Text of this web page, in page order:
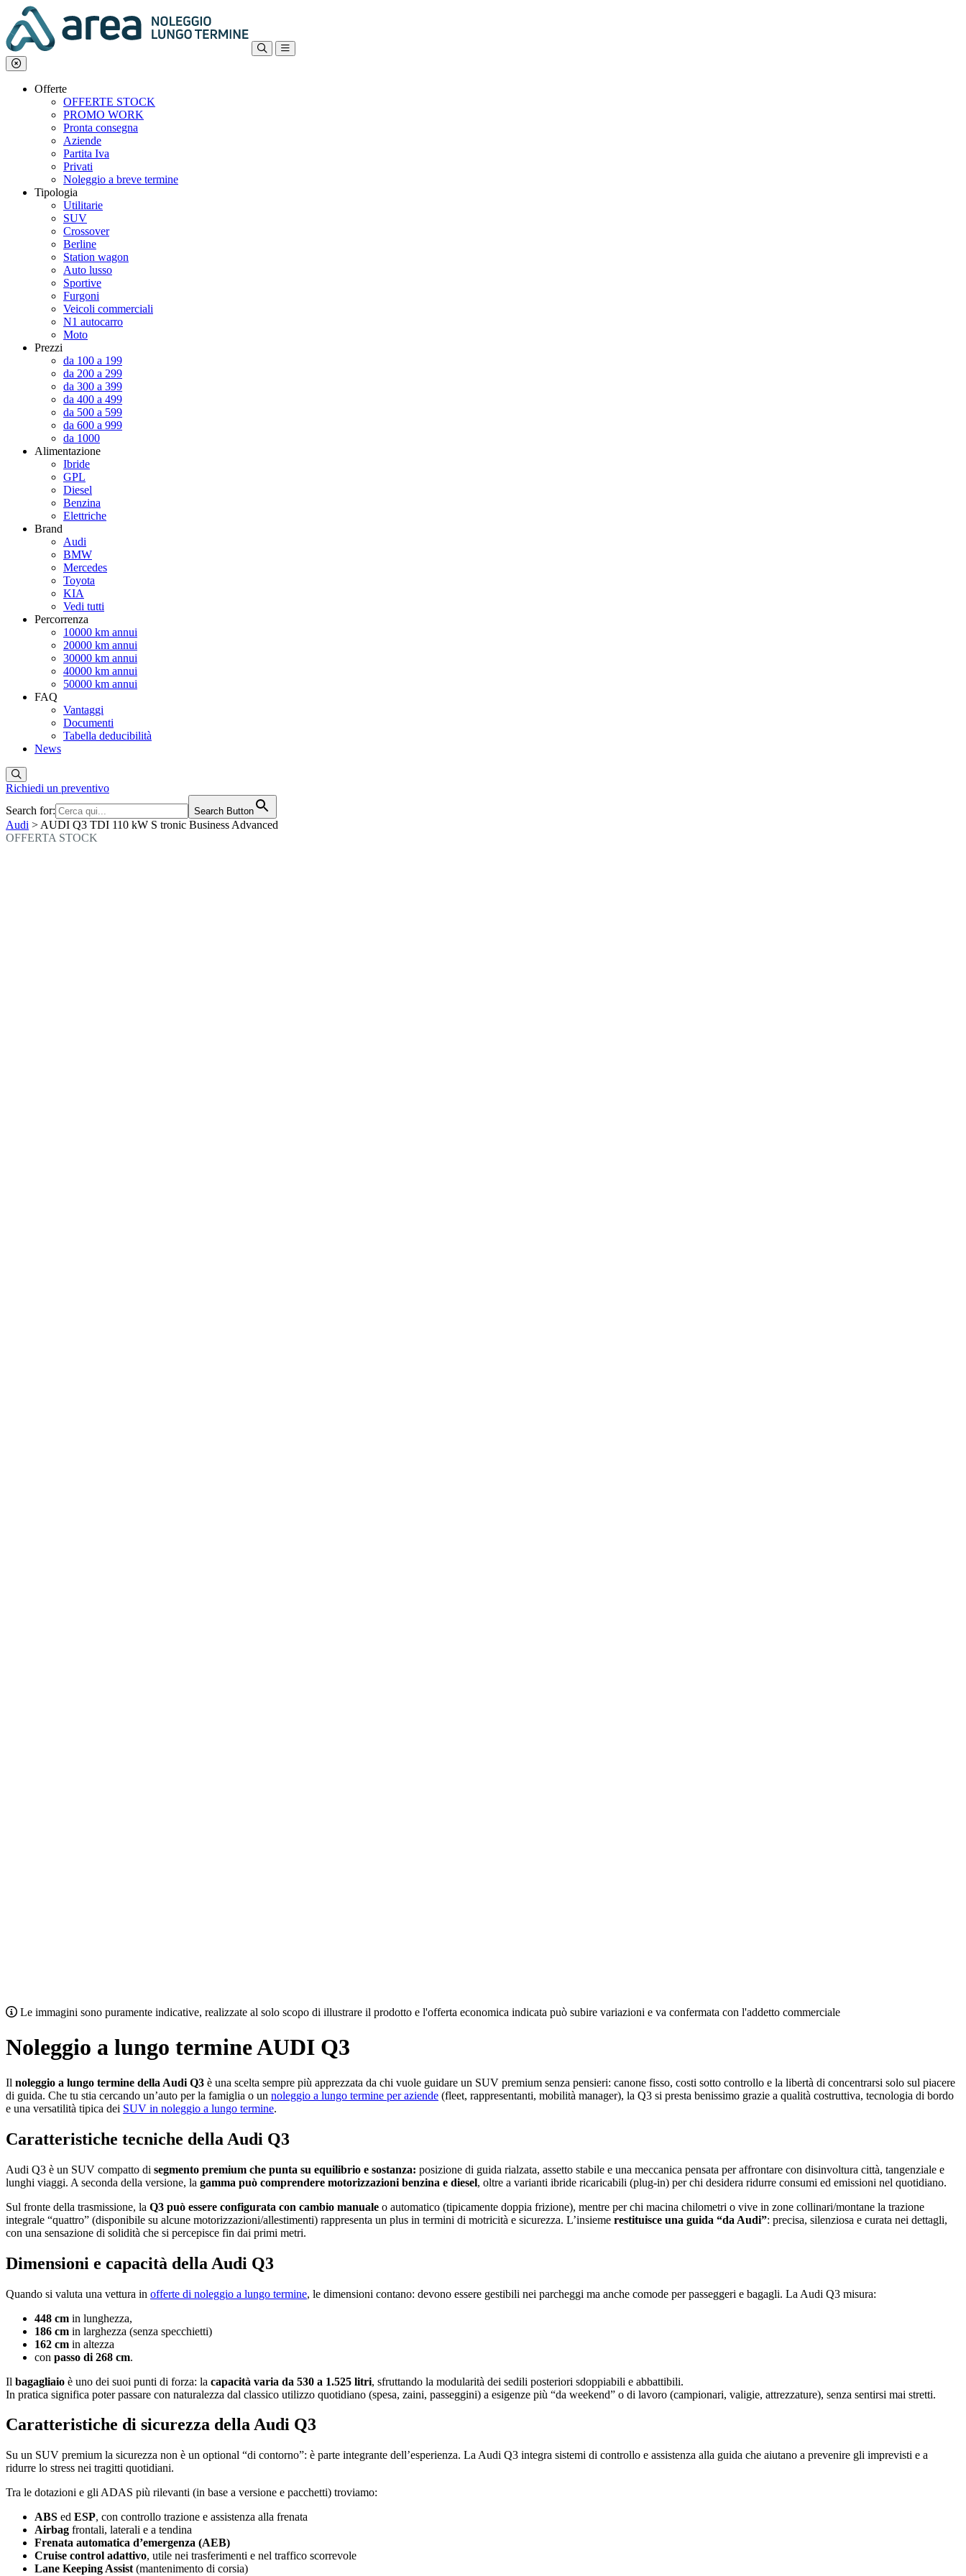
Offerte
OFFERTE STOCK
PROMO WORK
Pronta consegna
Aziende
Partita Iva
Privati
Noleggio a breve termine
Tipologia
Utilitarie
SUV
Crossover
Berline
Station wagon
Auto lusso
Sportive
Furgoni
Veicoli commerciali
N1 autocarro
Moto
Prezzi
da 100 a 199
da 200 a 299
da 300 a 399
da 400 a 499
da 500 a 599
da 600 a 999
da 1000
Alimentazione
Ibride
GPL
Diesel
Benzina
Elettriche
Brand
Audi
BMW
Mercedes
Toyota
KIA
Vedi tutti
Percorrenza
10000 km annui
20000 km annui
30000 km annui
40000 km annui
50000 km annui
FAQ
Vantaggi
Documenti
Tabella deducibilità
News
Richiedi un preventivo
Search for:
Search Button
Audi > AUDI Q3 TDI 110 kW S tronic Business Advanced
OFFERTA STOCK
Le immagini sono puramente indicative, realizzate al solo scopo di illustrare il prodotto e l'offerta economica indicata può subire variazioni e va confermata con l'addetto commerciale
Noleggio a lungo termine AUDI Q3
Il noleggio a lungo termine della Audi Q3 è una scelta sempre più apprezzata da chi vuole guidare un SUV premium senza pensieri: canone fisso, costi sotto controllo e la libertà di concentrarsi solo sul piacere
di guida. Che tu stia cercando un’auto per la famiglia o un noleggio a lungo termine per aziende (fleet, rappresentanti, mobilità manager), la Q3 si presta benissimo grazie a qualità costruttiva, tecnologia di bordo
e una versatilità tipica dei SUV in noleggio a lungo termine.
Caratteristiche tecniche della Audi Q3
Audi Q3 è un SUV compatto di segmento premium che punta su equilibrio e sostanza: posizione di guida rialzata, assetto stabile e una meccanica pensata per affrontare con disinvoltura città, tangenziale e
lunghi viaggi. A seconda della versione, la gamma può comprendere motorizzazioni benzina e diesel, oltre a varianti ibride ricaricabili (plug-in) per chi desidera ridurre consumi ed emissioni nel quotidiano.
Sul fronte della trasmissione, la Q3 può essere configurata con cambio manuale o automatico (tipicamente doppia frizione), mentre per chi macina chilometri o vive in zone collinari/montane la trazione
integrale “quattro” (disponibile su alcune motorizzazioni/allestimenti) rappresenta un plus in termini di motricità e sicurezza. L’insieme restituisce una guida “da Audi”: precisa, silenziosa e curata nei dettagli,
con una sensazione di solidità che si percepisce fin dai primi metri.
Dimensioni e capacità della Audi Q3
Quando si valuta una vettura in offerte di noleggio a lungo termine, le dimensioni contano: devono essere gestibili nei parcheggi ma anche comode per passeggeri e bagagli. La Audi Q3 misura:
448 cm in lunghezza,
186 cm in larghezza (senza specchietti)
162 cm in altezza
con passo di 268 cm.
Il bagagliaio è uno dei suoi punti di forza: la capacità varia da 530 a 1.525 litri, sfruttando la modularità dei sedili posteriori sdoppiabili e abbattibili.
In pratica significa poter passare con naturalezza dal classico utilizzo quotidiano (spesa, zaini, passeggini) a esigenze più “da weekend” o di lavoro (campionari, valigie, attrezzature), senza sentirsi mai stretti.
Caratteristiche di sicurezza della Audi Q3
Su un SUV premium la sicurezza non è un optional “di contorno”: è parte integrante dell’esperienza. La Audi Q3 integra sistemi di controllo e assistenza alla guida che aiutano a prevenire gli imprevisti e a
ridurre lo stress nei tragitti quotidiani.
Tra le dotazioni e gli ADAS più rilevanti (in base a versione e pacchetti) troviamo:
ABS ed ESP, con controllo trazione e assistenza alla frenata
Airbag frontali, laterali e a tendina
Frenata automatica d’emergenza (AEB)
Cruise control adattivo, utile nei trasferimenti e nel traffico scorrevole
Lane Keeping Assist (mantenimento di corsia)